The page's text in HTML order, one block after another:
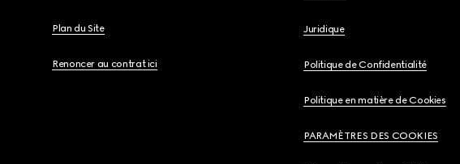
Plan du Site
Renoncer au contrat ici
Juridique
Politique de Confidentialité
Politique en matière de Cookies
PARAMÈTRES DES COOKIES